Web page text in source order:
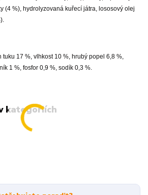
(4 %), hydrolyzovaná kuřecí játra, lososový olej
tuku 17 %, vlhkost 10 %, hrubý popel 6,8 %,
1 %, fosfor 0,9 %, sodík 0,3 %.
kategoriích